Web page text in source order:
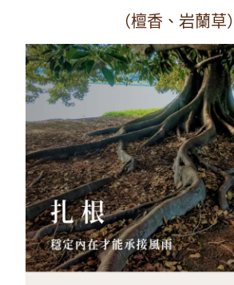
（檀香、岩蘭草）